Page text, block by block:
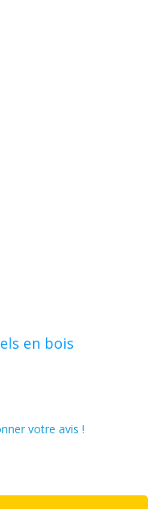
en bois
votre avis !